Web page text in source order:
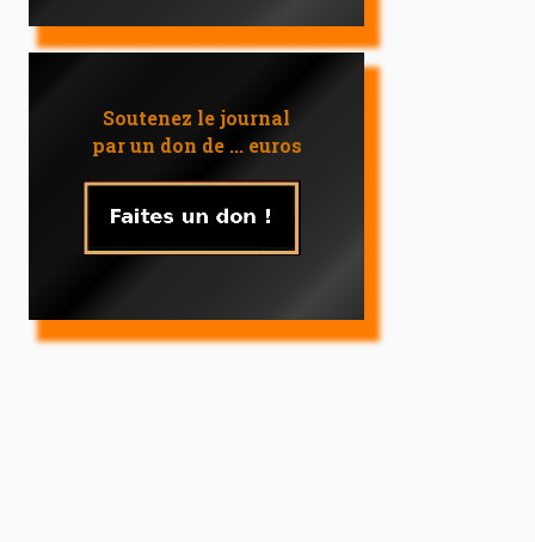
Soutenez le journal
par un don de ... euros